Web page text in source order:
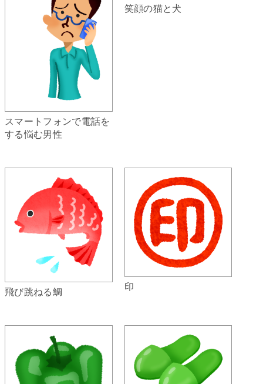
スマートフォンで電話を
する悩む男性
笑顔の猫と犬
飛び跳ねる鯛 印